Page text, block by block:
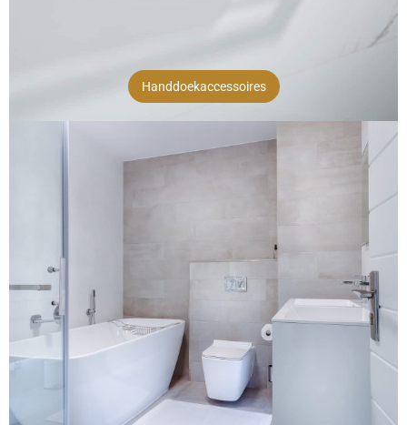
Handdoekaccessoires